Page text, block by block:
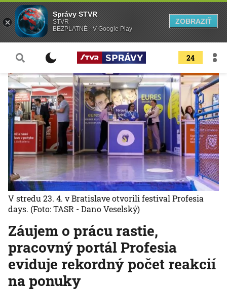
24
Záujem o prácu rastie,
pracovný portál Profesia
eviduje rekordný počet reakcií
na ponuky
V stredu 23. 4. v Bratislave otvorili festival Profesia
days. (Foto: TASR - Dano Veselský)
Správy STVR
STVR
BEZPLATNÉ - V Google Play
ZOBRAZIŤ